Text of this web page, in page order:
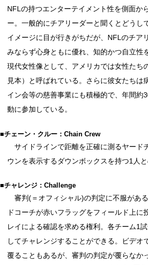
NFLの持つエンターテイメント性を側面か
ー。一般的にチアリーダーと聞くとどうし
イメージに目が行きがちだが、NFLのチア
みならず心身ともに優れ、知的かつ自立性
現代女性像として、アメリカでは女性たち
見本）と呼ばれている。さらに彼女たちは
イン会等の慈善事業にも積極的で、年間約
動に参加している。
■チェーン・クルー：Chain Crew
サイドラインで距離を正確に測るヤード
ウンを表示するダウンボックスを持つ1人と
■チャレンジ：Challenge
審判(＝オフィシャル)の判定に不服があ
ドコーチが赤いフラッグをフィールド上に
レイによる確認を求める権利。各チーム1
してチャレンジすることができる。ビデオ
覆ることもあるが、審判の判定が覆らなか